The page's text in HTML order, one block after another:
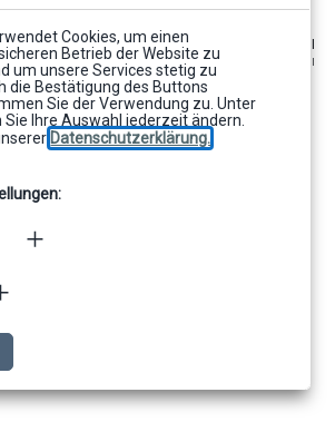
2</
Betrag>
„.“ definiert (Default). Bei den
auf Variablennamen um den
Trennzeichen zu ergänzen. Dadurch ist
eindeutig. Ausschnitt aus
Serienbrief wird dieser Parameter
Cookies, um einen
Betrieb der Website zu
um unsere Services stetig zu
die Bestätigung des Buttons
Sie der Verwendung zu. Unter
Sie Ihre Auswahl jederzeit ändern.
Datenschutzerklärung.